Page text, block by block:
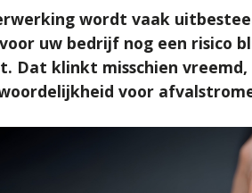
wordt vaak
uw bedrijf nog een risico
Dat klinkt misschien
voor